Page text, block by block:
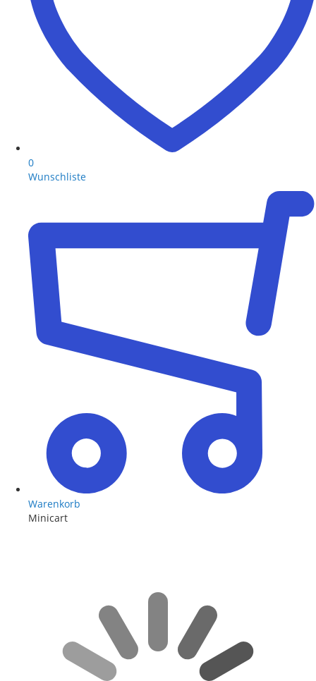
0
Wunschliste
Warenkorb
Minicart